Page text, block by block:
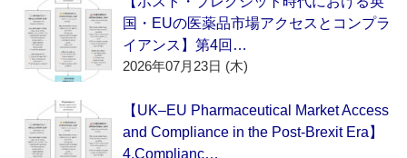
国・EUの医薬品市場アクセスとコンプラ
イアンス】第4回…
2026年07月23日 (木)
【UK–EU Pharmaceutical Market Access
and Compliance in the Post-Brexit Era】
4.Complianc…